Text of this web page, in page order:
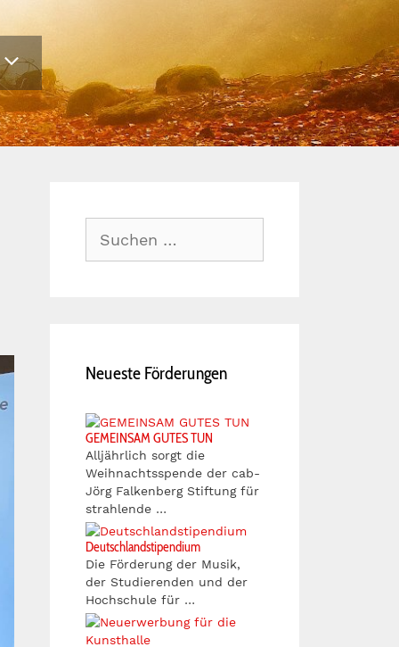
nach:
Neueste Förderungen
GEMEINSAM GUTES TUN
Alljährlich sorgt die
Weihnachtsspende der cab-
Jörg Falkenberg Stiftung für
strahlende …
Deutschlandstipendium
Die Förderung der Musik,
der Studierenden und der
Hochschule für …